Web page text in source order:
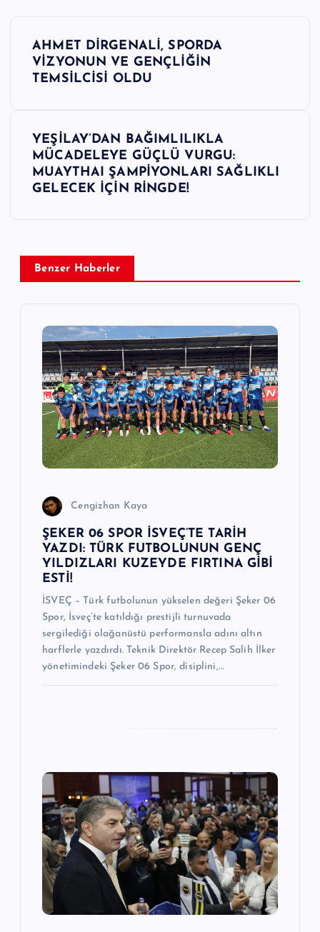
AHMET DİRGENALİ, SPORDA
VİZYONUN VE GENÇLİĞİN
TEMSİLCİSİ OLDU
YEŞİLAY’DAN BAĞIMLILIKLA
MÜCADELEYE GÜÇLÜ VURGU:
MUAYTHAI ŞAMPİYONLARI SAĞLIKLI
GELECEK İÇİN RİNGDE!
Benzer Haberler
Cengizhan Kaya
ŞEKER 06 SPOR İSVEÇ’TE TARİH
YAZDI: TÜRK FUTBOLUNUN GENÇ
YILDIZLARI KUZEYDE FIRTINA GİBİ
ESTİ!
İSVEÇ – Türk futbolunun yükselen değeri Şeker 06
Spor, İsveç’te katıldığı prestijli turnuvada
sergilediği olağanüstü performansla adını altın
harflerle yazdırdı. Teknik Direktör Recep Salih İlker
yönetimindeki Şeker 06 Spor, disiplini,…